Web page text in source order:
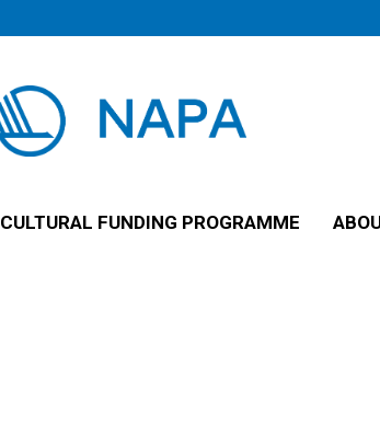
CULTURAL FUNDING PROGRAMME